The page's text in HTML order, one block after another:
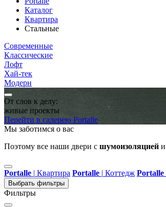
Каталог
Квартира
Стальные
Современные
Классические
Лофт
Хай-тек
Модерн
От слов к делу:
живые проекты
Перейти в галерею Portalle
Мы заботимся о вас
Поэтому все наши двери с шумоизоляцией и
Portalle | Квартира Portalle | Коттедж Portalle
Выбрать фильтры
Фильтры